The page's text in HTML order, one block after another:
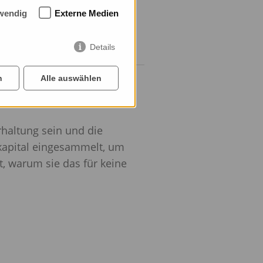
sein und die
eingesammelt, um
warum sie das für keine
Externe Medien
Details
Alle auswählen